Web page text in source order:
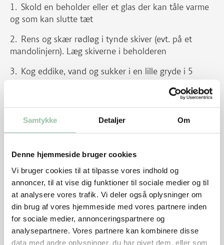
Samtykke Detaljer Om
Denne hjemmeside bruger cookies
Vi bruger cookies til at tilpasse vores indhold og
annoncer, til at vise dig funktioner til sociale medier og til
at analysere vores trafik. Vi deler også oplysninger om
din brug af vores hjemmeside med vores partnere inden
for sociale medier, annonceringspartnere og
analysepartnere. Vores partnere kan kombinere disse
data med andre oplysninger, du har givet dem, eller som
Skold en beholder eller et glas der kan tåle varme
og som kan slutte tæt
Rens og skær rødløg i tynde skiver (evt. på et
mandolinjern). Læg skiverne i beholderen
Kog eddike, vand og sukker i en lille gryde i 5
Hæld den varme syltelage over rødløgene og lad
det stå på køkkenbordet til afkøling
Når afkølet, sættes de på køl
Marinade
Riv skal og pres saften fra lime
Bland alle ingredienserne i en skål
Andet tilbehør
Kog quinoaen som anvist på pakken. Stop